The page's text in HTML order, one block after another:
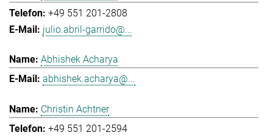
+49 551 201-2808
julio.abril-garrido@...
Abhishek Acharya
abhishek.acharya@...
Christin Achtner
+49 551 201-2594